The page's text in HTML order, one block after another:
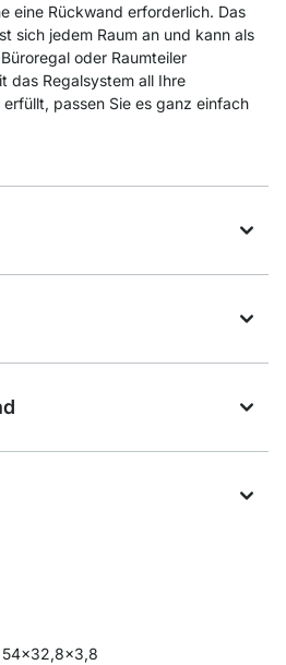
eine Rückwand erforderlich. Das
sich jedem Raum an und kann als
oder Raumteiler
das Regalsystem all Ihre
passen Sie es ganz einfach